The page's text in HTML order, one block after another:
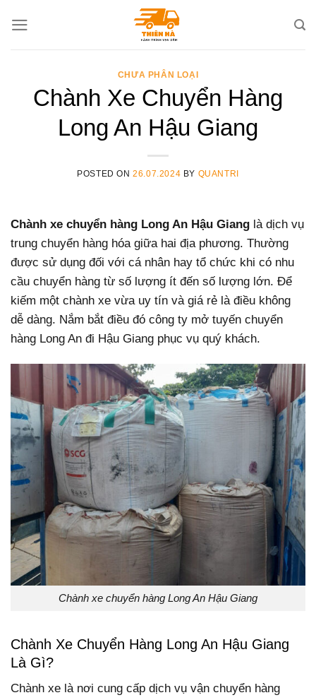
CHƯA PHÂN LOẠI
Chành Xe Chuyển Hàng
Long An Hậu Giang
POSTED ON26.07.2024 BY QUANTRI
Chành xe chuyển hàng Long An Hậu Giang là dịch vụ
trung chuyển hàng hóa giữa hai địa phương. Thường
được sử dụng đối với cá nhân hay tổ chức khi có nhu
cầu chuyển hàng từ số lượng ít đến số lượng lớn. Để
kiếm một chành xe vừa uy tín và giá rẻ là điều không
dễ dàng. Nắm bắt điều đó công ty mở tuyến chuyển
hàng Long An đi Hậu Giang phục vụ quý khách.
Chành xe chuyển hàng Long An Hậu Giang
Chành Xe Chuyển Hàng Long An Hậu Giang
Là Gì?
Chành xe là nơi cung cấp dịch vụ vận chuyển hàng